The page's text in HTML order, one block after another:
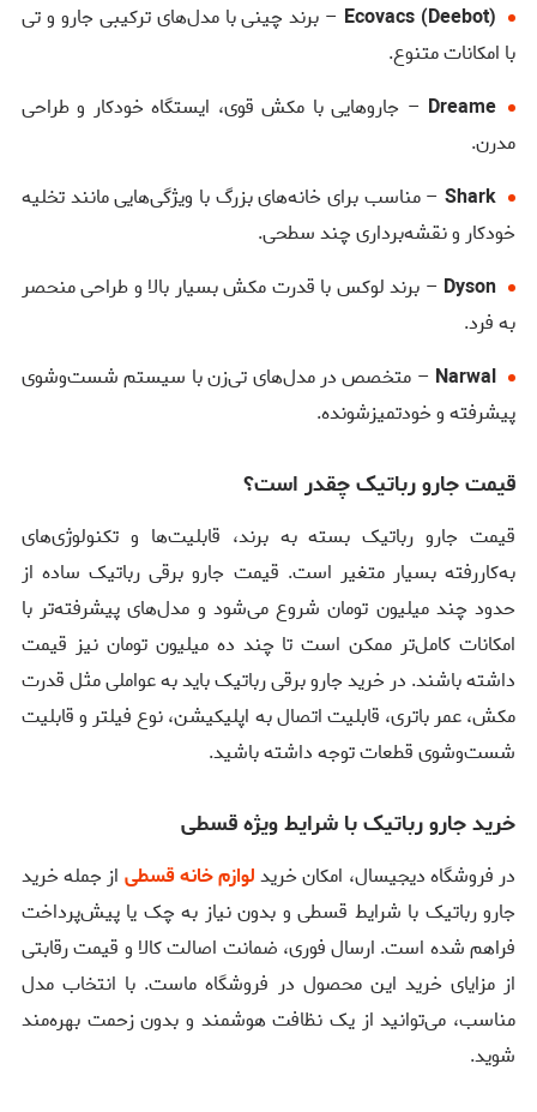
Ecovacs (Deebot) – برند چینی با مدل‌های ترکیبی جارو و تی
با امکانات متنوع.
Dreame – جاروهایی با مکش قوی، ایستگاه خودکار و طراحی
مدرن.
Shark– مناسب برای خانه‌های بزرگ با ویژگی‌هایی مانند تخلیه
خودکار و نقشه‌برداری چند سطحی.
Dyson – برند لوکس با قدرت مکش بسیار بالا و طراحی منحصر
به فرد.
Narwal – متخصص در مدل‌های تی‌زن با سیستم شست‌وشوی
پیشرفته و خودتمیزشونده.
قیمت جارو رباتیک چقدر است؟
قیمت جارو رباتیک بسته به برند، قابلیت‌ها و تکنولوژی‌های
به‌کاررفته بسیار متغیر است. قیمت جارو برقی رباتیک ساده از
حدود چند میلیون تومان شروع می‌شود و مدل‌های پیشرفته‌تر با
امکانات کامل‌تر ممکن است تا چند ده میلیون تومان نیز قیمت
داشته باشند. در خرید جارو برقی رباتیک باید به عواملی مثل قدرت
مکش، عمر باتری، قابلیت اتصال به اپلیکیشن، نوع فیلتر و قابلیت
شست‌وشوی قطعات توجه داشته باشید.
خرید جارو رباتیک با شرایط ویژه قسطی
در فروشگاه دیجیسال، امکان خریدلوازم خانه قسطی از جمله خرید
جارو رباتیک با شرایط قسطی و بدون نیاز به چک یا پیش‌پرداخت
فراهم شده است. ارسال فوری، ضمانت اصالت کالا و قیمت رقابتی
از مزایای خرید این محصول در فروشگاه ماست. با انتخاب مدل
مناسب، می‌توانید از یک نظافت هوشمند و بدون زحمت بهره‌مند
شوید.